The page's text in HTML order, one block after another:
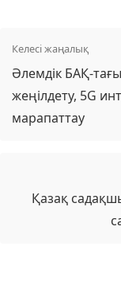
Келесі жаңалық
Әлемдік БАҚ-
жеңілдету, 5G
марапаттау
Қазақ